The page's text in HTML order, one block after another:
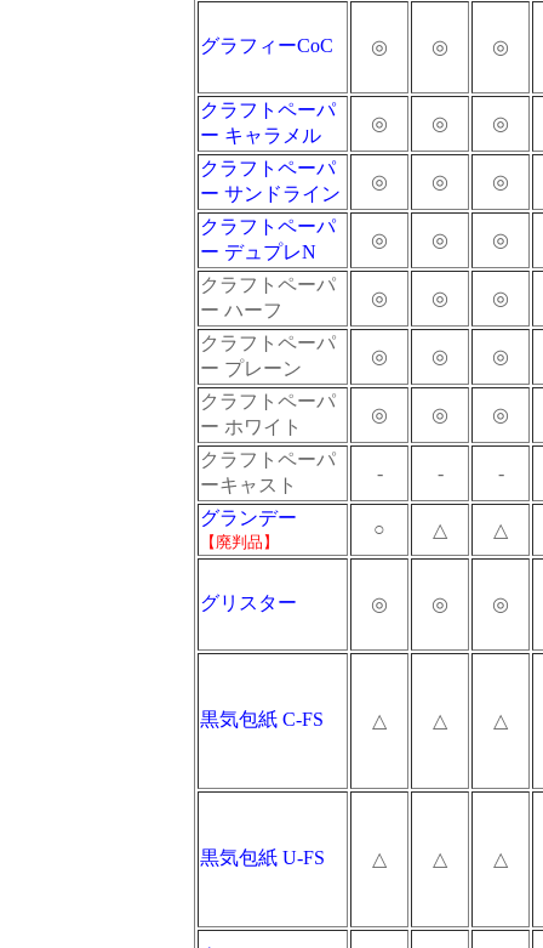
グラフィーCoC ◎ ◎ ◎
クラフトペーパ
ー キャラメル
◎ ◎ ◎
クラフトペーパ
ー サンドライン
◎ ◎ ◎
クラフトペーパ
ー デュプレN
◎ ◎ ◎
クラフトペーパ
ー ハーフ
◎ ◎ ◎
クラフトペーパ
ー プレーン
◎ ◎ ◎
クラフトペーパ
ー ホワイト
◎ ◎ ◎
クラフトペーパ
ーキャスト
- - -
グランデー
【廃判品】
○ △ △
グリスター ◎ ◎ ◎
黒気包紙 C-FS △ △ △
黒気包紙 U-FS △ △ △